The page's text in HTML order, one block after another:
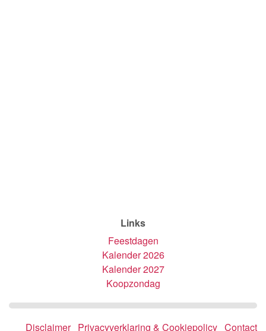
Links
Feestdagen
Kalender 2026
Kalender 2027
Koopzondag
Disclaimer Privacyverklaring & Cookiepolicy Contact